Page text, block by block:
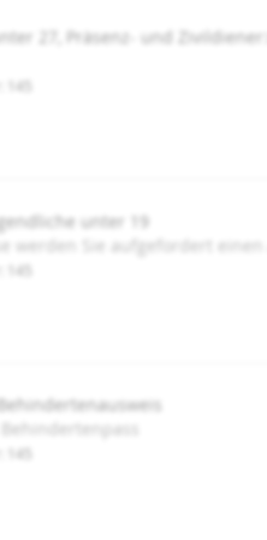
27, Präsenz- und
unter 19
werden Sie aufgefordert einen